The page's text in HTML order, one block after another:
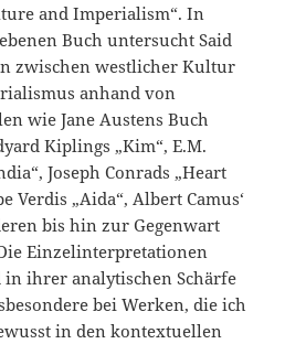
and Imperialism“. In
Buch untersucht Said
zwischen westlicher Kultur
anhand von
wie Jane Austens Buch
Kiplings „Kim“, E.M.
Joseph Conrads „Heart
Verdis „Aida“, Albert Camus‘
bis hin zur Gegenwart
Einzelinterpretationen
in ihrer analytischen Schärfe
bei Werken, die ich
in den kontextuellen